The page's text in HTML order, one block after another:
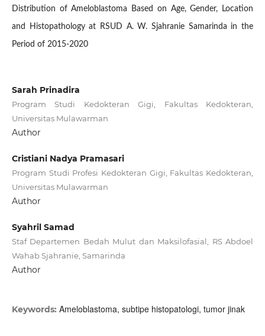
Distribution of Ameloblastoma Based on Age, Gender, Location
and Histopathology at RSUD A. W. Sjahranie Samarinda in the
Period of 2015-2020
Sarah Prinadira
Program Studi Kedokteran Gigi, Fakultas Kedokteran,
Universitas Mulawarman
Author
Cristiani Nadya Pramasari
Program Studi Profesi Kedokteran Gigi, Fakultas Kedokteran,
Universitas Mulawarman
Author
Syahril Samad
Staf Departemen Bedah Mulut dan Maksilofasial, RS Abdoel
Wahab Sjahranie, Samarinda
Author
Keywords: Ameloblastoma, subtipe histopatologi, tumor jinak